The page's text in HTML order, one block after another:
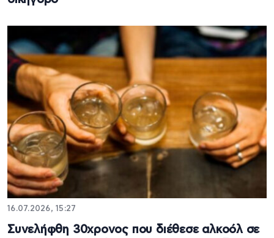
16.07.2026, 15:27
Συνελήφθη 30χρονος που διέθεσε αλκοόλ σε